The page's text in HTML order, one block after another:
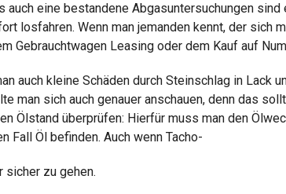
eine bestandene Abgasuntersuchungen sind
losfahren. Wenn man jemanden kennt, der sich
Gebrauchtwagen Leasing oder dem Kauf auf
auch kleine Schäden durch Steinschlag in Lack
sich auch genauer anschauen, denn das
Ölstand überprüfen: Hierfür muss man den
Fall Öl befinden. Auch wenn Tacho-
sicher zu gehen.